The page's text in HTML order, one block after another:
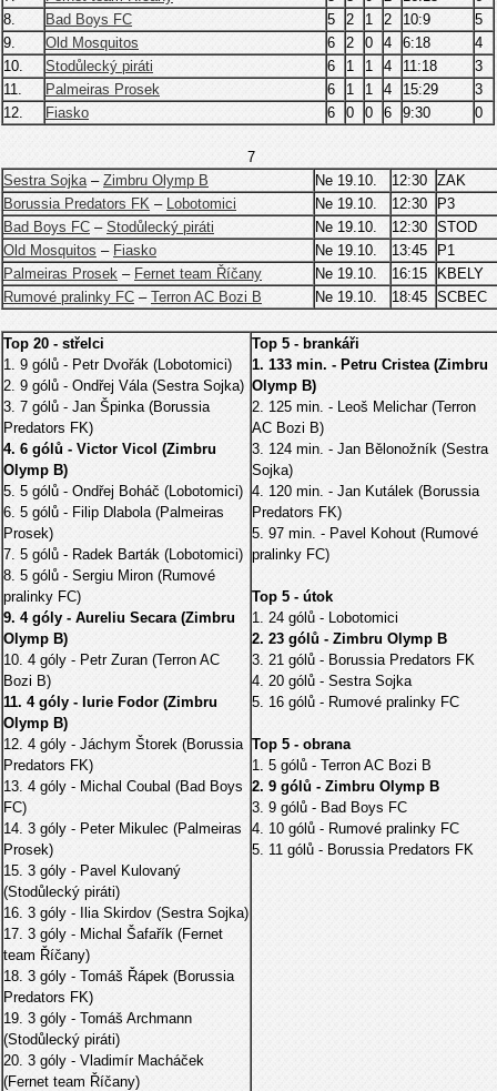
8.
Bad Boys FC 5 2 1 2 10:9
5
9.
Old Mosquitos 6 2 0 4 6:18
4
10.
Stodůlecký piráti 6 1 1 4 11:18
3
11.
Palmeiras Prosek 6 1 1 4 15:29
3
12.
Fiasko 6 0 0 6 9:30 0
7
Sestra Sojka– Zimbru Olymp B Ne 19.10. 12:30 ZAK
Borussia Predators FK – Lobotomici Ne 19.10. 12:30
P3
Bad Boys FC – Stodůlecký piráti Ne 19.10. 12:30 STOD
Old Mosquitos – Fiasko Ne 19.10. 13:45
P1
Palmeiras Prosek – Fernet team Říčany Ne 19.10. 16:15
KBELY
Rumové pralinky FC – Terron AC Bozi B Ne 19.10. 18:45 SCBEC
Top 20 - střelci
1. 9 gólů - Petr Dvořák (Lobotomici)
2. 9 gólů - Ondřej Vála (Sestra Sojka)
3. 7 gólů - Jan Špinka (Borussia
Predators FK)
4. 6 gólů - Victor Vicol (Zimbru
Olymp B)
5. 5 gólů - Ondřej Boháč (Lobotomici)
6. 5 gólů - Filip Dlabola (Palmeiras
Prosek)
7. 5 gólů - Radek Barták (Lobotomici)
8. 5 gólů - Sergiu Miron (Rumové
pralinky FC)
9. 4 góly - Aureliu Secara (Zimbru
Olymp B)
10. 4 góly - Petr Zuran (Terron AC
Bozi B)
11. 4 góly - Iurie Fodor (Zimbru
Olymp B)
12. 4 góly - Jáchym Štorek (Borussia
Predators FK)
13. 4 góly - Michal Coubal (Bad Boys
FC)
14. 3 góly - Peter Mikulec (Palmeiras
Prosek)
15. 3 góly - Pavel Kulovaný
(Stodůlecký piráti)
16. 3 góly - Ilia Skirdov (Sestra Sojka)
17. 3 góly - Michal Šafařík (Fernet
team Říčany)
18. 3 góly - Tomáš Řápek (Borussia
Predators FK)
19. 3 góly - Tomáš Archmann
(Stodůlecký piráti)
20. 3 góly - Vladimír Macháček
(Fernet team Říčany)
Top 5 - brankáři
1. 133 min. - Petru Cristea (Zimbru
Olymp B)
2. 125 min. - Leoš Melichar (Terron
AC Bozi B)
3. 124 min. - Jan Bělonožník (Sestra
Sojka)
4. 120 min. - Jan Kutálek (Borussia
Predators FK)
5. 97 min. - Pavel Kohout (Rumové
pralinky FC)
Top 5 - útok
1. 24 gólů - Lobotomici
2. 23 gólů - Zimbru Olymp B
3. 21 gólů - Borussia Predators FK
4. 20 gólů - Sestra Sojka
5. 16 gólů - Rumové pralinky FC
Top 5 - obrana
1. 5 gólů - Terron AC Bozi B
2. 9 gólů - Zimbru Olymp B
3. 9 gólů - Bad Boys FC
4. 10 gólů - Rumové pralinky FC
5. 11 gólů - Borussia Predators FK